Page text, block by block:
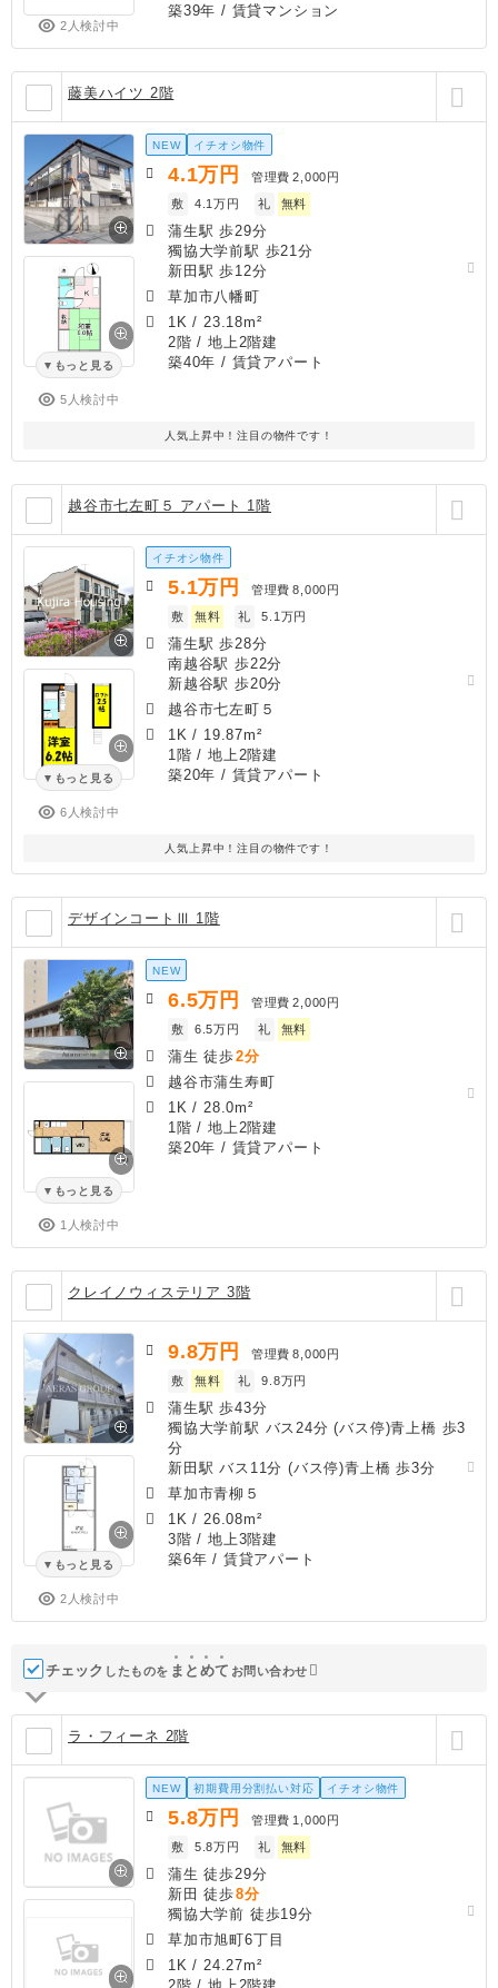
2人検討中
築39年 / 賃貸マンション
藤美ハイツ 2階
もっと見る
5人検討中
NEW イチオシ物件
4.1万円 管理費 2,000円
敷
4.1万円 礼 無料
蒲生駅 歩29分
獨協大学前駅 歩21分
新田駅 歩12分
草加市八幡町
1K / 23.18m²
2階 / 地上2階建
築40年 / 賃貸アパート
人気上昇中！注目の物件です！
越谷市七左町５ アパート 1階
もっと見る
6人検討中
イチオシ物件
5.1万円 管理費 8,000円
敷
無料 礼 5.1万円
蒲生駅 歩28分
南越谷駅 歩22分
新越谷駅 歩20分
越谷市七左町５
1K / 19.87m²
1階 / 地上2階建
築20年 / 賃貸アパート
人気上昇中！注目の物件です！
デザインコートⅢ 1階
もっと見る
1人検討中
NEW
6.5万円 管理費 2,000円
敷
6.5万円 礼 無料
蒲生 徒歩2分
越谷市蒲生寿町
1K / 28.0m²
1階 / 地上2階建
築20年 / 賃貸アパート
クレイノウィステリア 3階
もっと見る
2人検討中
9.8万円 管理費 8,000円
敷
無料 礼 9.8万円
蒲生駅 歩43分
獨協大学前駅 バス24分 (バス停)青上橋 歩3
分
新田駅 バス11分 (バス停)青上橋 歩3分
草加市青柳５
1K / 26.08m²
3階 / 地上3階建
築6年 / 賃貸アパート
チェック したものを ま と めて お問い合わせ
ラ・フィーネ 2階
NEW 初期費用分割払い対応 イチオシ物件
5.8万円 管理費 1,000円
敷
5.8万円 礼 無料
蒲生 徒歩29分
新田 徒歩8分
獨協大学前 徒歩19分
草加市旭町6丁目
1K / 24.27m²